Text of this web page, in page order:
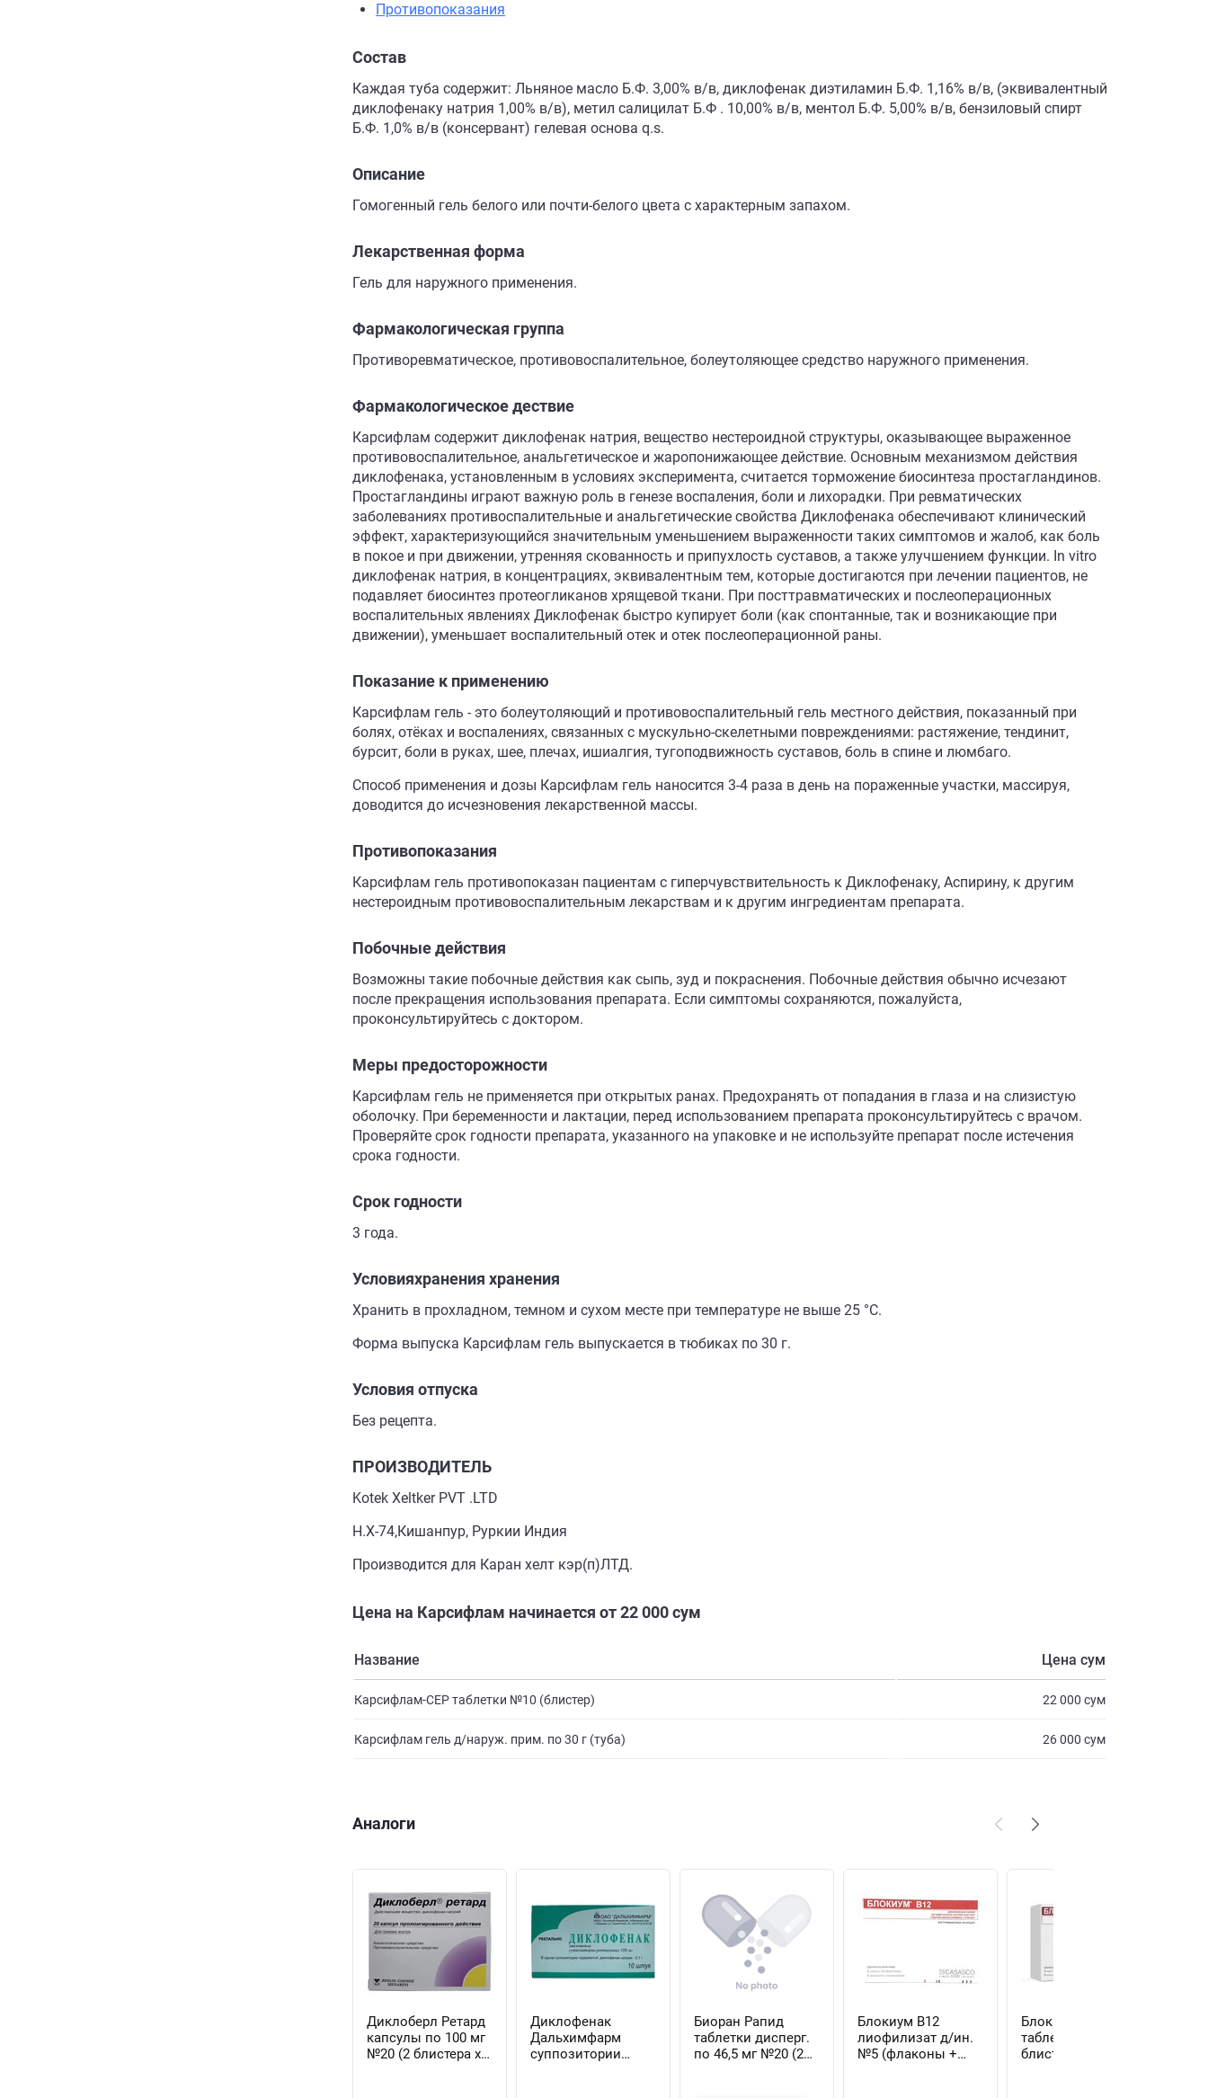
Противопоказания
Состав
Каждая туба содержит: Льняное масло Б.Ф. 3,00% в/в, диклофенак диэтиламин Б.Ф. 1,16% в/в, (эквивалентный
диклофенаку натрия 1,00% в/в), метил салицилат Б.Ф . 10,00% в/в, ментол Б.Ф. 5,00% в/в, бензиловый спирт
Б.Ф. 1,0% в/в (консервант) гелевая основа q.s.
Описание
Гомогенный гель белого или почти-белого цвета с характерным запахом.
Лекарственная форма
Гель для наружного применения.
Фармакологическая группа
Противоревматическое, противовоспалительное, болеутоляющее средство наружного применения.
Фармакологическое дествие
Карсифлам содержит диклофенак натрия, вещество нестероидной структуры, оказывающее выраженное
противовоспалительное, анальгетическое и жаропонижающее действие. Основным механизмом действия
диклофенака, установленным в условиях эксперимента, считается торможение биосинтеза простагландинов.
Простагландины играют важную роль в генезе воспаления, боли и лихорадки. При ревматических
заболеваниях противоспалительные и анальгетические свойства Диклофенака обеспечивают клинический
эффект, характеризующийся значительным уменьшением выраженности таких симптомов и жалоб, как боль
в покое и при движении, утренняя скованность и припухлость суставов, а также улучшением функции. In vitro
диклофенак натрия, в концентрациях, эквивалентным тем, которые достигаются при лечении пациентов, не
подавляет биосинтез протеогликанов хрящевой ткани. При посттравматических и послеоперационных
воспалительных явлениях Диклофенак быстро купирует боли (как спонтанные, так и возникающие при
движении), уменьшает воспалительный отек и отек послеоперационной раны.
Показание к применению
Карсифлам гель - это болеутоляющий и противовоспалительный гель местного действия, показанный при
болях, отёках и воспалениях, связанных с мускульно-скелетными повреждениями: растяжение, тендинит,
бурсит, боли в руках, шее, плечах, ишиалгия, тугоподвижность суставов, боль в спине и люмбаго.
Способ применения и дозы Карсифлам гель наносится 3-4 раза в день на пораженные участки, массируя,
доводится до исчезновения лекарственной массы.
Противопоказания
Карсифлам гель противопоказан пациентам с гиперчувствительность к Диклофенаку, Аспирину, к другим
нестероидным противовоспалительным лекарствам и к другим ингредиентам препарата.
Побочные действия
Возможны такие побочные действия как сыпь, зуд и покраснения. Побочные действия обычно исчезают
после прекращения использования препарата. Если симптомы сохраняются, пожалуйста,
проконсультируйтесь с доктором.
Меры предосторожности
Карсифлам гель не применяется при открытых ранах. Предохранять от попадания в глаза и на слизистую
оболочку. При беременности и лактации, перед использованием препарата проконсультируйтесь с врачом.
Проверяйте срок годности препарата, указанного на упаковке и не используйте препарат после истечения
срока годности.
Срок годности
3 года.
Условияхранения хранения
Хранить в прохладном, темном и сухом месте при температуре не выше 25 °C.
Форма выпуска Карсифлам гель выпускается в тюбиках по 30 г.
Условия отпуска
Без рецепта.
ПРОИЗВОДИТЕЛЬ
Kotek Xeltker PVT .LTD
H.X-74,Кишанпур, Руркии Индия
Производится для Каран хелт кэр(п)ЛТД.
Цена на Карсифлам начинается от 22 000 сум
Название Цена сум
Карсифлам-СЕР таблетки №10 (блистер) 22 000 сум
Карсифлам гель д/наруж. прим. по 30 г (туба) 26 000 сум
Аналоги
Диклоберл Ретард
капсулы по 100 мг
№20 (2 блистера х
Диклофенак
Дальхимфарм
суппозитории
Биоран Рапид
таблетки дисперг.
по 46,5 мг №20 (2
Блокиум В12
лиофилизат д/ин.
№5 (флаконы +
Блокиум В12
таблетки №15 (1
блистер)